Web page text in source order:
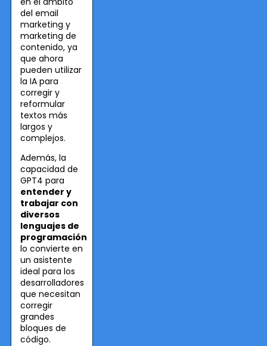
del email
marketing y
marketing de
contenido, ya
que ahora
pueden utilizar
la IA para
corregir y
reformular
textos más
largos y
complejos.
Además, la
capacidad de
GPT4 para
entender y
trabajar con
diversos
lenguajes de
programación
lo convierte en
un asistente
ideal para los
desarrolladores
que necesitan
corregir
grandes
bloques de
código.